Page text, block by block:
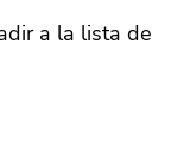
tiene